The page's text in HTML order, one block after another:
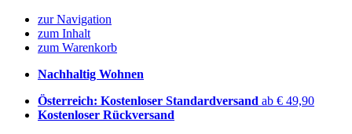
zur Navigation
zum Inhalt
zum Warenkorb
Nachhaltig Wohnen
Österreich: Kostenloser Standardversand ab € 49,90
Kostenloser Rückversand